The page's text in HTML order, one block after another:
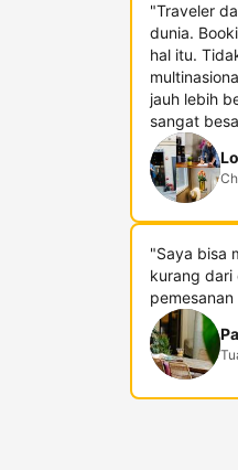
"Traveler
dunia.
hal itu.
jauh lebih
sangat
"Saya bisa
kurang dari